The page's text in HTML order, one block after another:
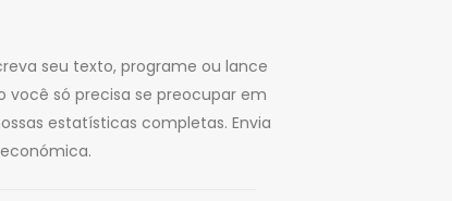
seu texto, programe ou lance
você só precisa se preocupar em
estatísticas completas. Envia